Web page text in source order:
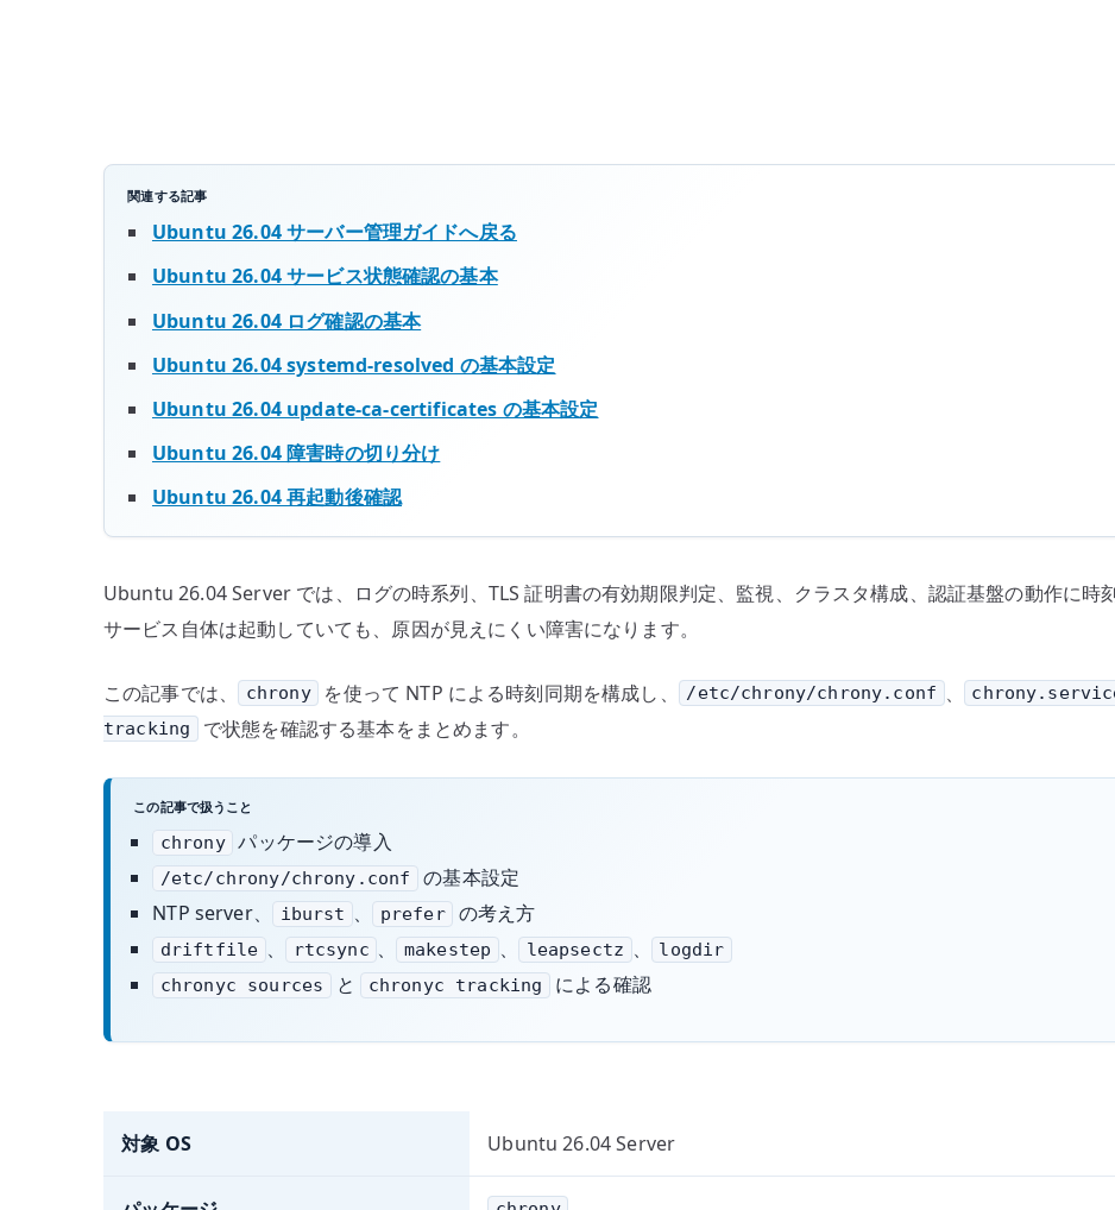
期
関連する記事
Ubuntu 26.04 サーバー管理ガイドへ戻る
Ubuntu 26.04 サービス状態確認の基本
Ubuntu 26.04 ログ確認の基本
Ubuntu 26.04 systemd-resolved の基本設定
Ubuntu 26.04 update-ca-certificates の基本設定
Ubuntu 26.04 障害時の切り分け
Ubuntu 26.04 再起動後確認
Ubuntu 26.04 Server では、ログの時系列、TLS 証明書の有効期限判定、監視、クラスタ構成、認証基盤の動作に時
サービス自体は起動していても、原因が見えにくい障害になります。
この記事では、 chrony を使って NTP による時刻同期を構成し、 /etc/chrony/chrony.conf 、
tracking
で状態を確認する基本をまとめます。
この記事で扱うこと
chrony パッケージの導入
/etc/chrony/chrony.conf
の基本設定
NTP server、
iburst 、 prefer の考え方
driftfile 、 rtcsync 、 makestep 、 leapsectz 、
logdir
chronyc sources
と chronyc tracking による確認
対象 OS Ubuntu 26.04 Server